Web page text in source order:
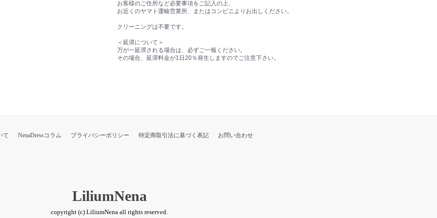
お客様のご住所など必要事項をご記入の上、
お近くのヤマト運輸営業所、またはコンビニよりお出しください。
クリーニングは不要です。
＜延滞について＞
万が一延滞される場合は、必ずご一報ください。
その場合、延滞料金が1日20％発生しますのでご注意下さい。
て NenaDressコラム プライバシーポリシー 特定商取引法に基づく表記 お問い合わせ
LiliumNena
copyright (c) LiliumNena all rights reserved.